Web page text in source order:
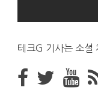
테크G 기사는 소셜